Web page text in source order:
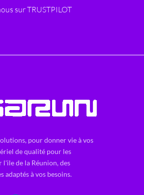
sur TRUSTPILOT
pour donner vie à vos
de qualité pour les
l'ile de la Réunion, des
adaptés à vos besoins.